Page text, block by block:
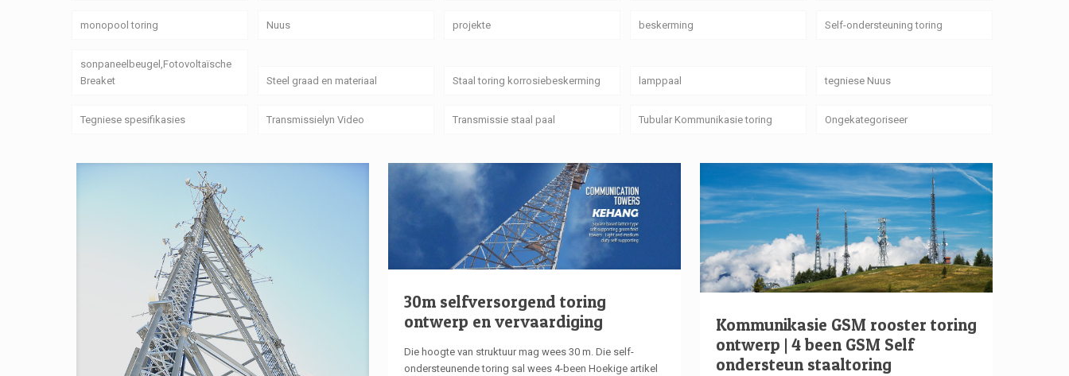
monopool toring Nuus projekte beskerming Self-ondersteuning toring
sonpaneelbeugel,Fotovoltaïsche
Breaket
Steel graad en materiaal Staal toring korrosiebeskerming lamppaal tegniese Nuus
Tegniese spesifikasies Transmissielyn Video Transmissie staal paal Tubular Kommunikasie toring Ongekategoriseer
30m selfversorgend toring
ontwerp en vervaardiging
Die hoogte van struktuur mag wees 30 m. Die self-
ondersteunende toring sal wees 4-been Hoekige artikel
Kommunikasie GSM rooster toring
ontwerp | 4 been GSM Self
ondersteun staaltoring